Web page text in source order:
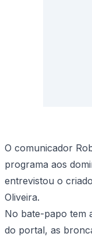
O comunicador
programa aos
entrevistou o
Oliveira.
No bate-papo tem
do portal, as